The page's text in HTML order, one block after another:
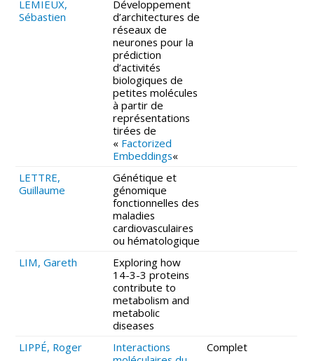
LEMIEUX,
Sébastien
Développement
d’architectures de
réseaux de
neurones pour la
prédiction
d’activités
biologiques de
petites molécules
à partir de
représentations
tirées de
« Factorized
Embeddings«
LETTRE,
Guillaume
Génétique et
génomique
fonctionnelles des
maladies
cardiovasculaires
ou hématologique
LIM, Gareth
Exploring how
14-3-3 proteins
contribute to
metabolism and
metabolic
diseases
LIPPÉ, Roger
Interactions
Complet